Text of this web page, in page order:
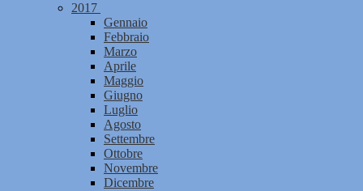
2017
Gennaio
Febbraio
Marzo
Aprile
Maggio
Giugno
Luglio
Agosto
Settembre
Ottobre
Novembre
Dicembre